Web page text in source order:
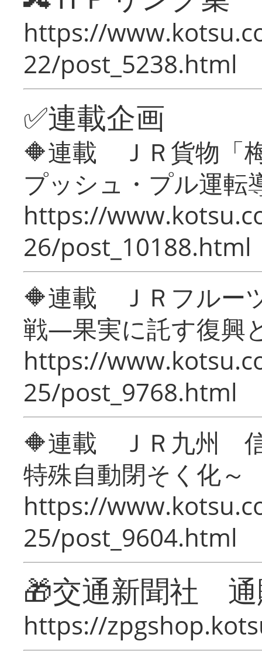
https://
22/post_5238.html
✅連載企画
🔶連載 ＪＲ貨物「
プッシュ・プル運転
https://
26/post_10188.html
🔶連載 ＪＲフルー
戦―果実に託す復興
https://
25/post_9768.html
🔶連載 ＪＲ九州 信
特殊自動閉そく化～
https://
25/post_9604.html
🎁交通新聞社
https://